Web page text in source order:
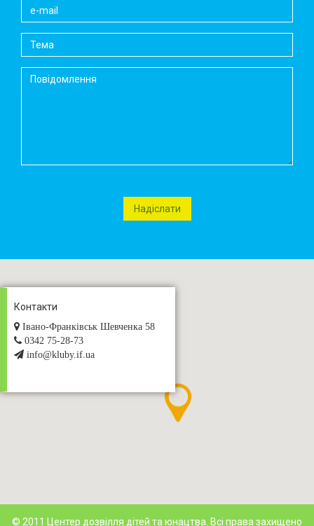
Контакти
Івано-Франківськ Шевченка 58
0342 75-28-73
info@kluby.if.ua
© 2011 Центер дозвілля дітей та юнацтва. Всі права захищено